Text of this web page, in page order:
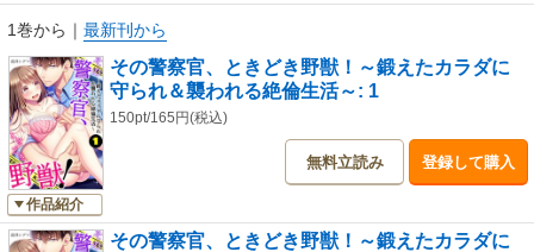
1巻から ｜ 最新刊から
作品紹介
その警察官、ときどき野獣！～鍛えたカラダに
守られ＆襲われる絶倫生活～: 1
150pt/165円(税込)
無料立読み 登録して購入
その警察官、ときどき野獣！～鍛えたカラダに